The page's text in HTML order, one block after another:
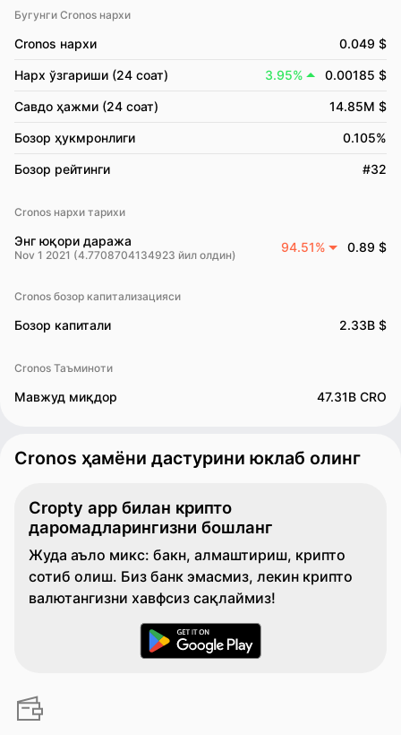
Бугунги Cronos нархи
Cronos нархи 0.049 $
Нарх ўзгариши (24 соат) 3.95% 0.00185 $
Савдо ҳажми (24 соат) 14.85M $
Бозор ҳукмронлиги 0.105%
Бозор рейтинги #32
Cronos нархи тарихи
Энг юқори даража
Nov 1 2021 (4.7708704134923 йил олдин)
94.51% 0.89 $
Cronos бозор капитализацияси
Бозор капитали 2.33B $
Cronos Таъминоти
Мавжуд миқдор 47.31B CRO
Cronos ҳамёни дастурини юклаб олинг
Cropty app билан крипто
даромадларингизни бошланг
Жуда аъло микс: бакн, алмаштириш, крипто
сотиб олиш. Биз банк эмасмиз, лекин крипто
валютангизни хавфсиз сақлаймиз!